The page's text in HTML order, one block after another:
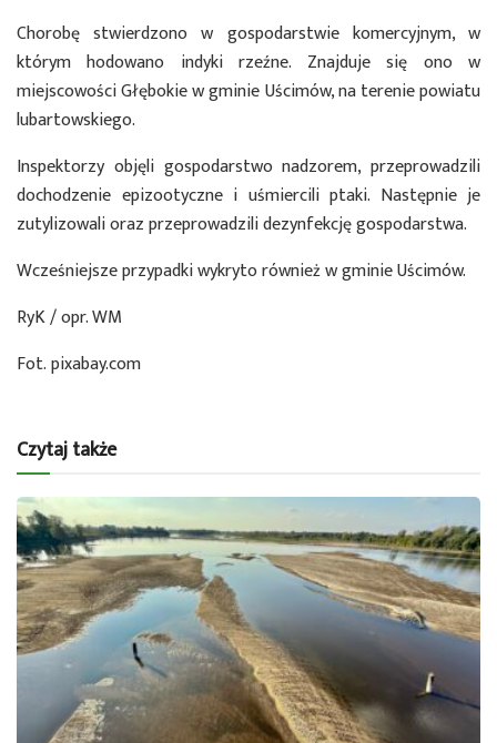
Chorobę stwierdzono w gospodarstwie komercyjnym, w
którym hodowano indyki rzeźne. Znajduje się ono w
miejscowości Głębokie w gminie Uścimów, na terenie powiatu
lubartowskiego.
Inspektorzy objęli gospodarstwo nadzorem, przeprowadzili
dochodzenie epizootyczne i uśmiercili ptaki. Następnie je
zutylizowali oraz przeprowadzili dezynfekcję gospodarstwa.
Wcześniejsze przypadki wykryto również w gminie Uścimów.
RyK / opr. WM
Fot. pixabay.com
Czytaj także